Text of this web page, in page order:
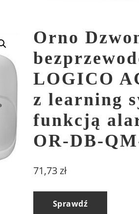
Orno
LOGICO
z learning
funkcją
OR-DB-
71,73zł
Sprawdź